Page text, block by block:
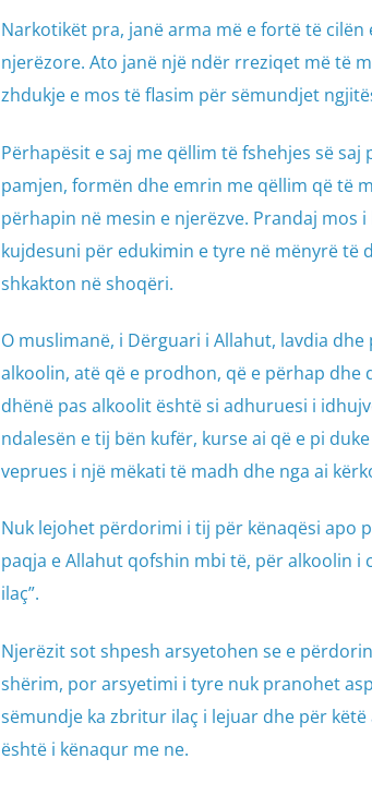
Narkotikët pra, janë arma më e fortë të
njerëzore. Ato janë një ndër rreziqet më të
zhdukje e mos të flasim për sëmundjet
Përhapësit e saj me qëllim të fshehjes së
pamjen, formën dhe emrin me qëllim që të
përhapin në mesin e njerëzve. Prandaj
kujdesuni për edukimin e tyre në mënyrë të
shkakton në shoqëri.
O muslimanë, i Dërguari i Allahut, lavdia
alkoolin, atë që e prodhon, që e përhap
dhënë pas alkoolit është si adhuruesi i
ndalesën e tij bën kufër, kurse ai që e pi
veprues i një mëkati të madh dhe nga ai
Nuk lejohet përdorimi i tij për kënaqësi apo
paqja e Allahut qofshin mbi të, për alkoolin i
ilaç”.
Njerëzit sot shpesh arsyetohen se e
shërim, por arsyetimi i tyre nuk pranohet
sëmundje ka zbritur ilaç i lejuar dhe për
është i kënaqur me ne.